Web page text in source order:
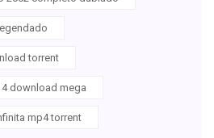
torrent
download mega
mp4 torrent